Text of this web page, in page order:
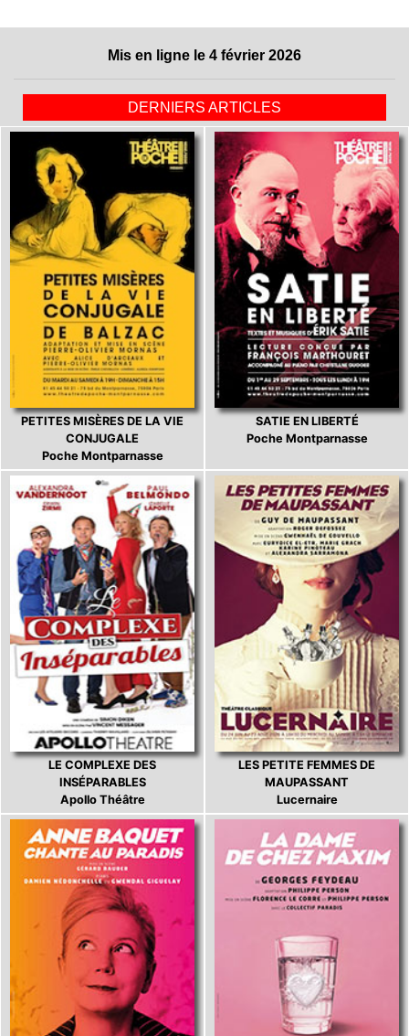
Mis en ligne le 4 février 2026
DERNIERS ARTICLES
PETITES MISÈRES DE LA VIE
CONJUGALE
Poche Montparnasse
SATIE EN LIBERTÉ
Poche Montparnasse
LE COMPLEXE DES
INSÉPARABLES
Apollo Théâtre
LES PETITE FEMMES DE
MAUPASSANT
Lucernaire